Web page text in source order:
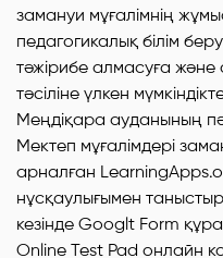
замануи мұғалімнің
педагогикалық білім беру
тәжірибе алмасуға
тәсіліне үлкен
Меңдіқара ауданының
Мектеп мұғалімдері
арналған
нұсқаулығымен
кезінде Googlt Form
Online Test Pad онлайн